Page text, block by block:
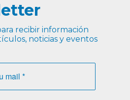
recibir información
noticias y eventos